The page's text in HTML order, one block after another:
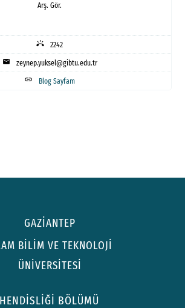
Arş. Gör.
ring_volume 2242
mail zeynep.yuksel@gibtu.edu.tr
link Blog Sayfam
GAZİANTEP
BİLİM VE TEKNOLOJİ
ÜNİVERSİTESİ
BÖLÜMÜ